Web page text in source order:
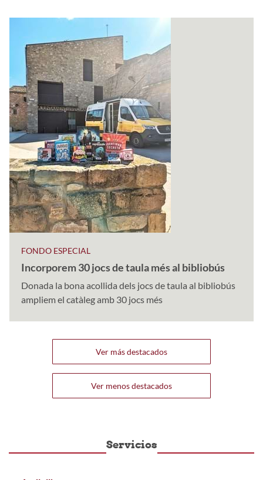
FONDO ESPECIAL
Incorporem 30 jocs de taula més al bibliobús
Donada la bona acollida dels jocs de taula al bibliobús
ampliem el catàleg amb 30 jocs més
Ver más destacados
Ver menos destacados
Servicios